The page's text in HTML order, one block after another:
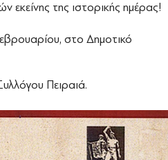
εκείνης της ιστορικής ημέρας!
στο Δημοτικό
Πειραιά.